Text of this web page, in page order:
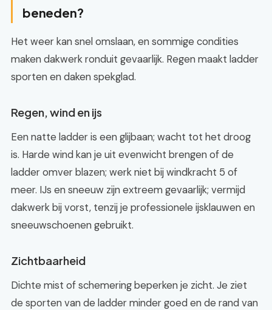
beneden?
Het weer kan snel omslaan, en sommige condities
maken dakwerk ronduit gevaarlijk. Regen maakt ladder
sporten en daken spekglad.
Regen, wind en ijs
Een natte ladder is een glijbaan; wacht tot het droog
is. Harde wind kan je uit evenwicht brengen of de
ladder omver blazen; werk niet bij windkracht 5 of
meer. IJs en sneeuw zijn extreem gevaarlijk; vermijd
dakwerk bij vorst, tenzij je professionele ijsklauwen en
sneeuwschoenen gebruikt.
Zichtbaarheid
Dichte mist of schemering beperken je zicht. Je ziet
de sporten van de ladder minder goed en de rand van